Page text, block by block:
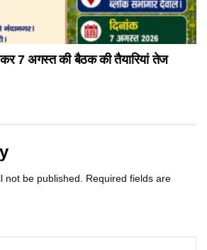
7 अगस्त की बैठक की तैयारियां तेज
not be published.
Required fields are